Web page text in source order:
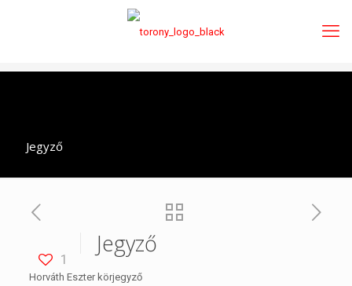
Jegyző
1
Jegyző
Horváth Eszter körjegyző